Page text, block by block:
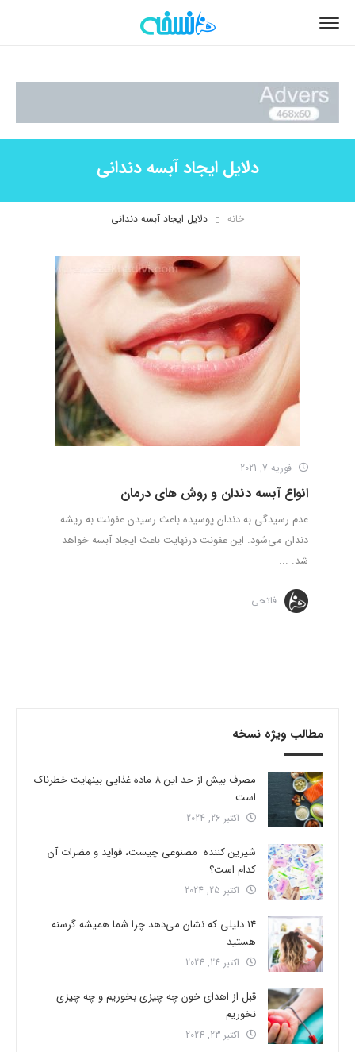
دلایل ایجاد آبسه دندانی
خانه دلایل ایجاد آبسه دندانی
فوریه 7, 2021
انواع آبسه دندان و روش های درمان
عدم رسیدگی به دندان پوسیده باعث رسیدن عفونت به ریشه
دندان می‌شود. این عفونت درنهایت باعث ایجاد آبسه خواهد
شد. ...
فاتحی
مطالب ویژه نسخه
مصرف بیش از حد این 8 ماده غذایی بینهایت خطرناک
است
اکتبر 26, 2024
شیرین کننده مصنوعی چیست، فواید و مضرات آن
کدام است؟
اکتبر 25, 2024
14 دلیلی که نشان می‌دهد چرا شما همیشه گرسنه
هستید
اکتبر 24, 2024
قبل از اهدای خون چه چیزی بخوریم و چه چیزی
نخوریم
اکتبر 23, 2024